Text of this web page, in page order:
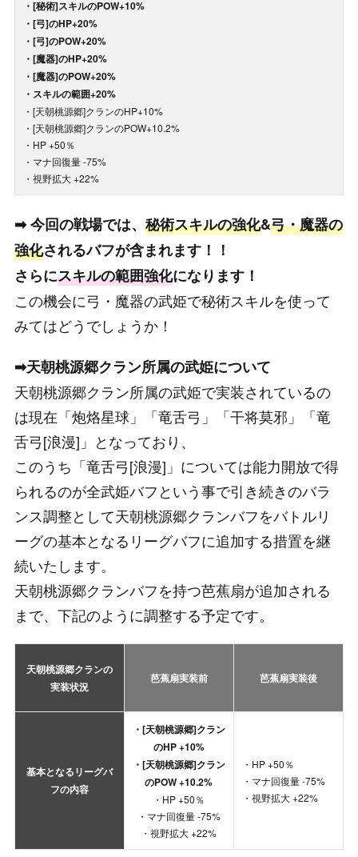
・[秘術]スキルのPOW+10%
・[弓]のHP+20%
・[弓]のPOW+20%
・[魔器]のHP+20%
・[魔器]のPOW+20%
・スキルの範囲+20%
・[天朝桃源郷]クランのHP+10%
・[天朝桃源郷]クランのPOW+10.2%
・HP +50％
・マナ回復量 -75%
・視野拡大 +22%
➡ 今回の戦場では、 秘術スキルの強化&弓・魔器の
強化されるバフが含まれます！！
さらにスキルの範囲強化になります！
この機会に弓・魔器の武姫で秘術スキルを使って
みてはどうでしょうか！
➡天朝桃源郷クラン所属の武姫について
天朝桃源郷クラン所属の武姫で実装されているの
は現在「炮烙星球」「竜舌弓」「干将莫邪」「竜
舌弓[浪漫]」となっており、
このうち「竜舌弓[浪漫]」については能力開放で得
られるのが全武姫バフという事で引き続きのバラ
ンス調整として天朝桃源郷クランバフをバトルリ
ーグの基本となるリーグバフに追加する措置を継
続いたします。
天朝桃源郷クランバフを持つ芭蕉扇が追加される
まで、下記のように調整する予定です。
天朝桃源郷クランの
実装状況
芭蕉扇実装前 芭蕉扇実装後
基本となるリーグバ
フの内容
・[天朝桃源郷]クラン
のHP +10%
・[天朝桃源郷]クラン
のPOW +10.2%
・HP +50％
・マナ回復量 -75%
・視野拡大 +22%
・HP +50％
・マナ回復量 -75%
・視野拡大 +22%